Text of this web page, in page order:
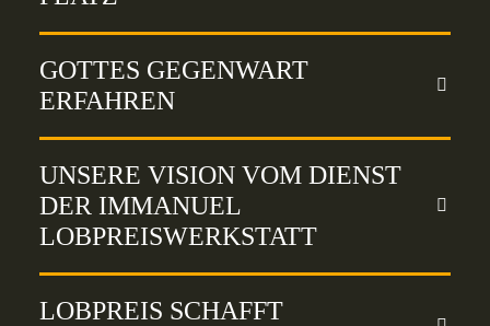
GOTTES GEGENWART
ERFAHREN
UNSERE VISION VOM DIENST
DER IMMANUEL
LOBPREISWERKSTATT
LOBPREIS SCHAFFT